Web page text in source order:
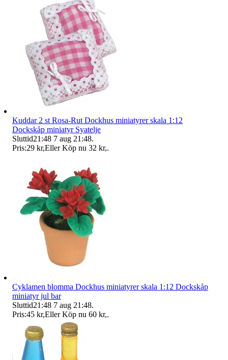
Kuddar 2 st Rosa-Rut Dockhus miniatyrer skala 1:12
Dockskåp miniatyr Syatelje
Sluttid21:48 7 aug 21:48.
Pris:29 kr,Eller Köp nu 32 kr,.
Cyklamen blomma Dockhus miniatyrer skala 1:12 Dockskåp
miniatyr jul bar
Sluttid21:48 7 aug 21:48.
Pris:45 kr,Eller Köp nu 60 kr,.